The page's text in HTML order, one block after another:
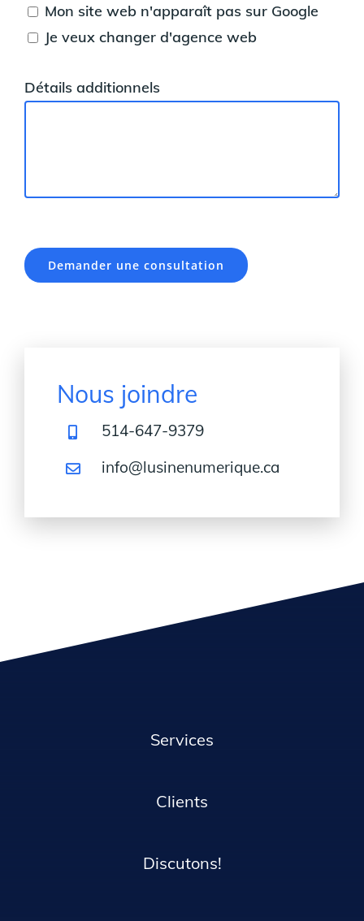
Mon site web n'apparaît pas sur Google
Je veux changer d'agence web
Détails additionnels
Nous joindre
514-647-9379
info@lusinenumerique.ca
Services
Clients
Discutons!